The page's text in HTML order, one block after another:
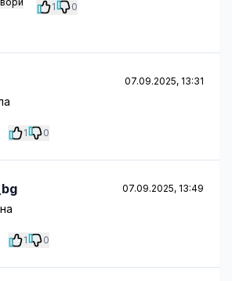
1 0
07.09.2025, 13:31
1 0
07.09.2025, 13:49
1 0